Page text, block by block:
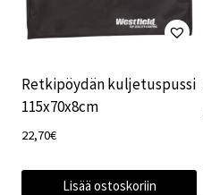
Retkipöydän kuljetuspussi
115x70x8cm
22,70€
Lisää ostoskoriin